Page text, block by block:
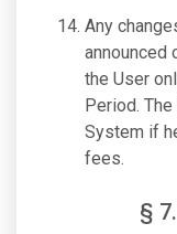
Any
announced
the User
Period.
System if
fees.
§